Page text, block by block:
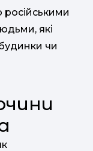
російськими
які
чи